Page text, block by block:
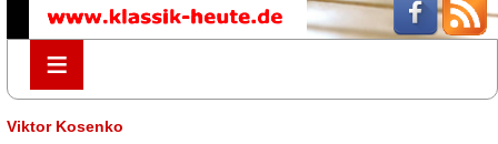
≡
≡
Viktor Kosenko